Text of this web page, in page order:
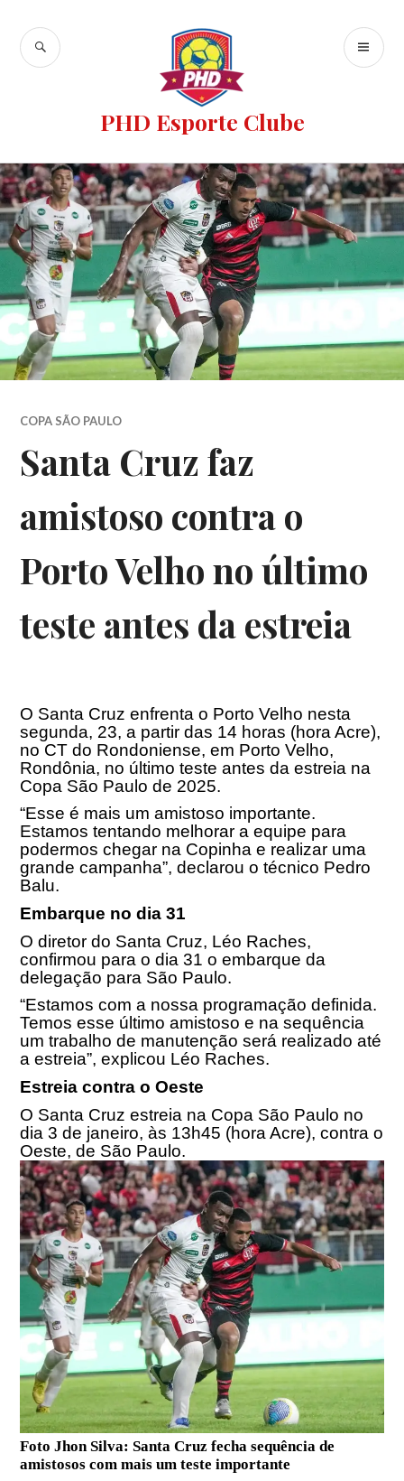
PHD Esporte Clube
COPA SÃO PAULO
Santa Cruz faz
amistoso contra o
Porto Velho no último
teste antes da estreia
O Santa Cruz enfrenta o Porto Velho nesta
segunda, 23, a partir das 14 horas (hora Acre),
no CT do Rondoniense, em Porto Velho,
Rondônia, no último teste antes da estreia na
Copa São Paulo de 2025.
“Esse é mais um amistoso importante.
Estamos tentando melhorar a equipe para
podermos chegar na Copinha e realizar uma
grande campanha”, declarou o técnico Pedro
Balu.
Embarque no dia 31
O diretor do Santa Cruz, Léo Raches,
confirmou para o dia 31 o embarque da
delegação para São Paulo.
“Estamos com a nossa programação definida.
Temos esse último amistoso e na sequência
um trabalho de manutenção será realizado até
a estreia”, explicou Léo Raches.
Estreia contra o Oeste
O Santa Cruz estreia na Copa São Paulo no
dia 3 de janeiro, às 13h45 (hora Acre), contra o
Oeste, de São Paulo.
Foto Jhon Silva: Santa Cruz fecha sequência de
amistosos com mais um teste importante